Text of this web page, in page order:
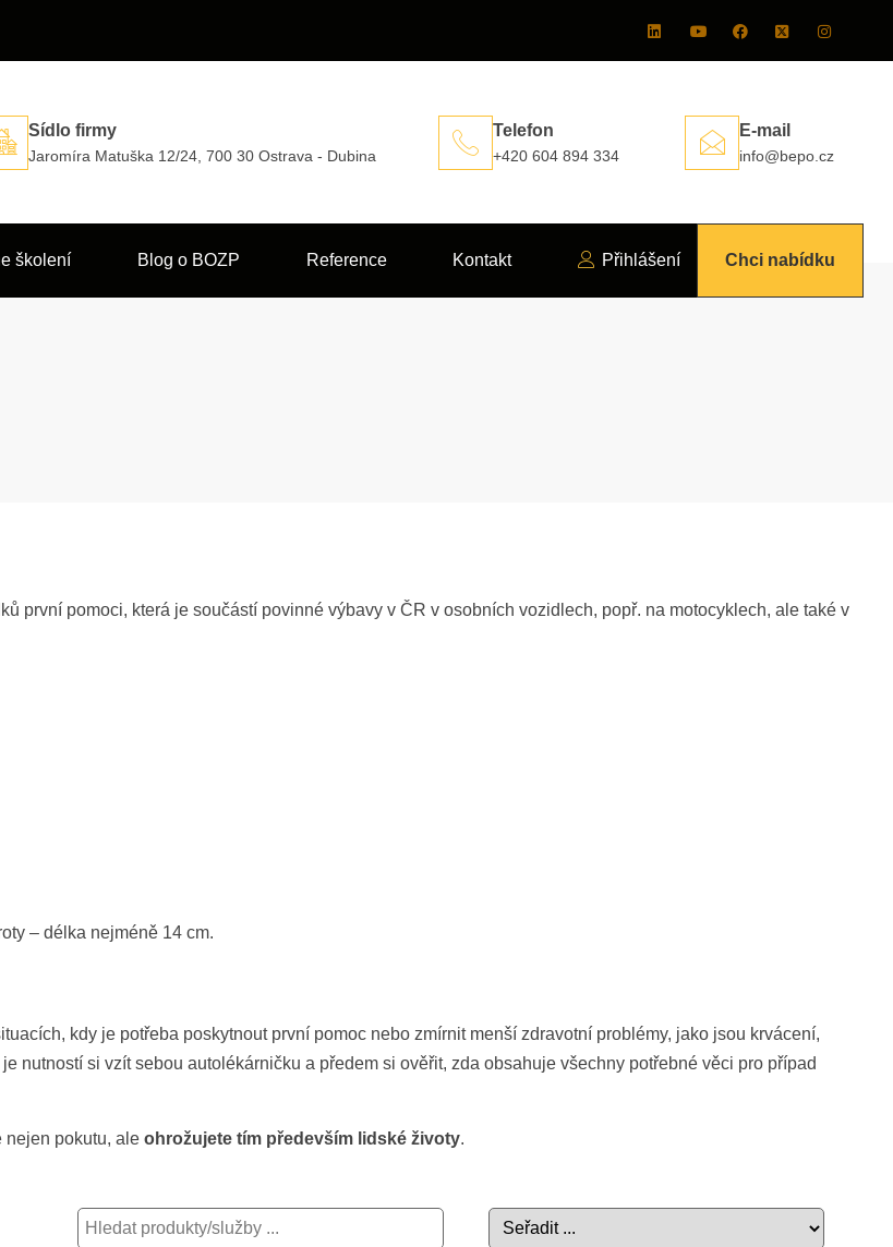
Sídlo firmy
Jaromíra Matuška 12/24, 700 30 Ostrava - Dubina
Telefon
+420 604 894 334
E-mail
info@bepo.cz
školení Blog o BOZP Reference Kontakt Přihlášení Chci nabídku
první pomoci, která je součástí povinné výbavy v ČR v osobních vozidlech, popř. na motocyklech, ale také v
– délka nejméně 14 cm.
kdy je potřeba poskytnout první pomoc nebo zmírnit menší zdravotní problémy, jako jsou krvácení,
nutností si vzít sebou autolékárničku a předem si ověřit, zda obsahuje všechny potřebné věci pro případ
nejen pokutu, ale ohrožujete tím především lidské životy.